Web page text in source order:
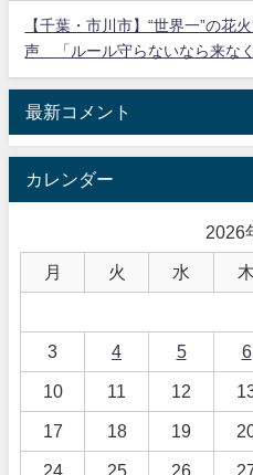
【千葉・市川市】“世界一”の花
声 「ルール守らないなら来な
最新コメント
カレンダー
2026
月 火 水 木
3 4 5 6
10 11 12
17 18 19
24 25 26